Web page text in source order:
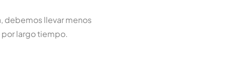
debemos llevar menos
largo tiempo.